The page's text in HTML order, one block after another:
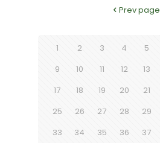
Prev page
1 2 3 4 5
9
10 11 12 13
17
18 19 20 21
25
26 27 28 29
33
34 35 36 37